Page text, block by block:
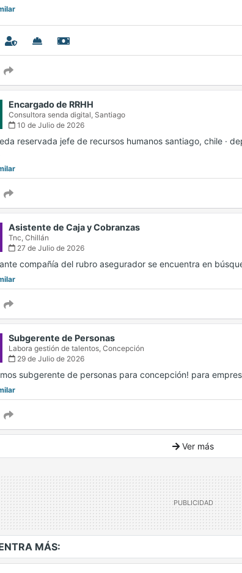
Encargado de RRHH
Consultora senda digital, Santiago
10 de Julio de 2026
reservada jefe de recursos humanos santiago, chile ·
Asistente de Caja y Cobranzas
Tnc, Chillán
27 de Julio de 2026
compañía del rubro asegurador se encuentra en
Subgerente de Personas
Labora gestión de talentos, Concepción
29 de Julio de 2026
subgerente de personas para concepción! para
Ver más
MÁS: